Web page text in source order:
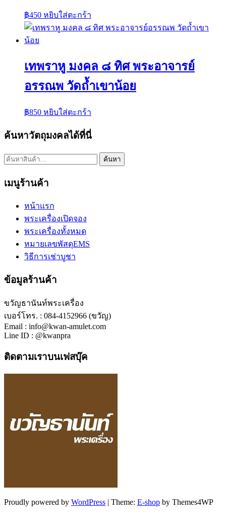
฿450 หยิบใส่ตะกร้า
เทพราหู มงคล ๘ ทิศ พระอาจารย์
อรรณพ วัดถ้ำเขาน้อย
฿850 หยิบใส่ตะกร้า
ค้นหาวัตถุมงคลได้ที่นี่
ค้นหา: ค้นหา
เมนูร้านค้า
หน้าแรก
พระเครื่องเปิดจอง
พระเครื่องทั้งหมด
หมายเลขพัสดุEMS
วิธีการเช่าบูชา
ข้อมูลร้านค้า
ขวัญธานันท์พระเครื่อง
เบอร์โทร. : 084-4152966 (ขวัญ)
Email : info@kwan-amulet.com
Line ID : @kwanpra
ติดตามเราบนเฟสบุ๊ค
Proudly powered by WordPress | Theme: E-shop by Themes4WP